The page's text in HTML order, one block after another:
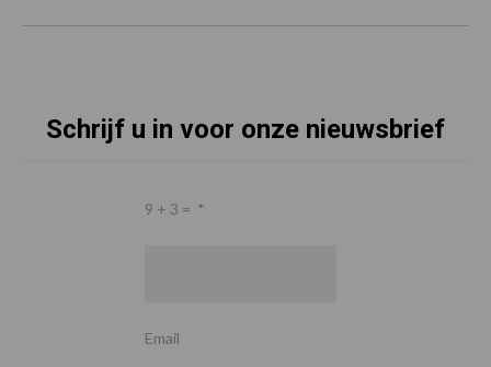
Schrijf u in voor onze nieuwsbrief
9 + 3 = *
Email